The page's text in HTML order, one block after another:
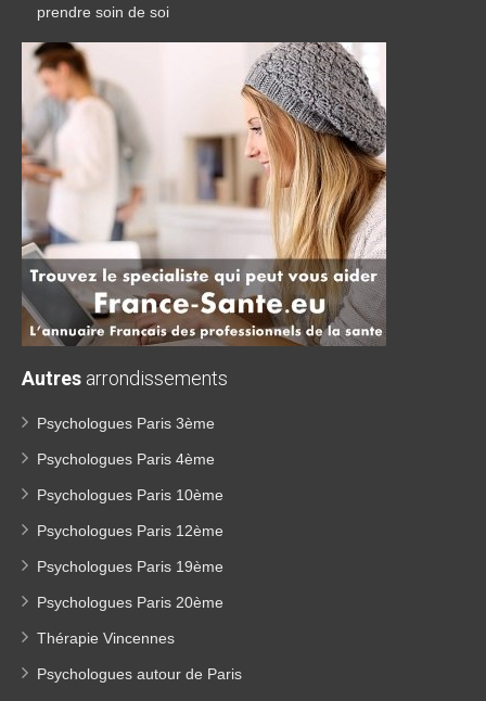
prendre soin de soi
Autres arrondissements
Psychologues Paris 3ème
Psychologues Paris 4ème
Psychologues Paris 10ème
Psychologues Paris 12ème
Psychologues Paris 19ème
Psychologues Paris 20ème
Thérapie Vincennes
Psychologues autour de Paris